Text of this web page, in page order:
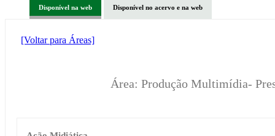
Disponível na web Disponível no acervo e na web
[Voltar para Áreas]
Área: Produção Multimídia-